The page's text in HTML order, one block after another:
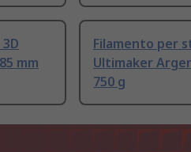
mm
Filamento per
Ultimaker
750 g